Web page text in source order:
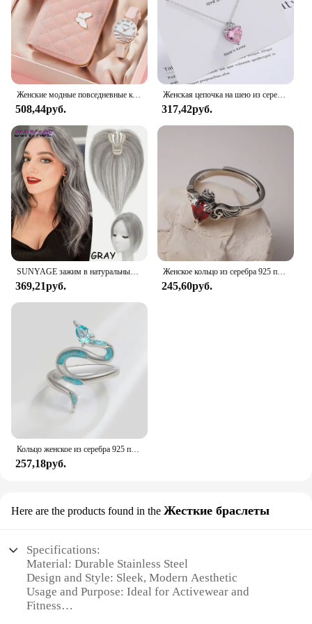
Женские модные повседневные кожаные часы и плюшевый шар украшение бабочка кошелек набор кварцевые наручные часы платье часы Montre Femme
508,44руб.
Женская цепочка на шею из серебра 925 пробы с розовым цирконием
317,42руб.
SUNYAGE зажим в натуральные синтетические волосы челки бахрома волосы куски средней части удлинение волос Topper для женщин выпадение волос
369,21руб.
Женское кольцо из серебра 925 пробы с красным Цирконом
245,60руб.
Кольцо женское из серебра 925 пробы с голубым цветом
257,18руб.
Here are the products found in the Жесткие браслеты
Specifications:
Material: Durable Stainless Steel
Design and Style: Sleek, Modern Aesthetic
Usage and Purpose: Ideal for Activewear and
Fitness